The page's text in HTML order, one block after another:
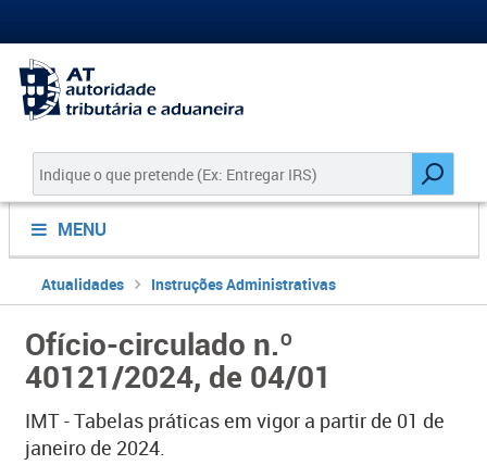
MENU
Atualidades Instruções Administrativas
Ofício-circulado n.º
40121/2024, de 04/01
IMT - Tabelas práticas em vigor a partir de 01 de
janeiro de 2024.